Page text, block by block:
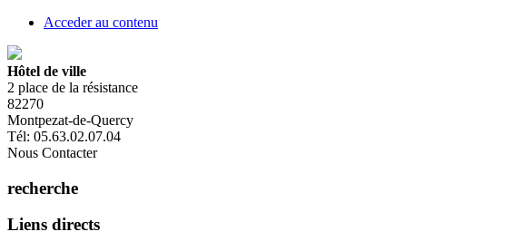
Acceder au contenu
Hôtel de ville
2 place de la résistance
82270
Montpezat-de-Quercy
Tél: 05.63.02.07.04
Nous Contacter
recherche
Liens directs